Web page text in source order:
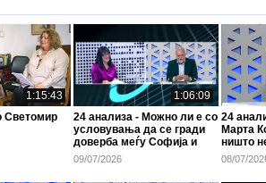
1:15:43
Светомир
1:06:09
24 анализа - Можно ли е со
условувања да се гради
доверба меѓу Софија и
Скопје
09/07/2026
24
Марта
ништо
08/07/